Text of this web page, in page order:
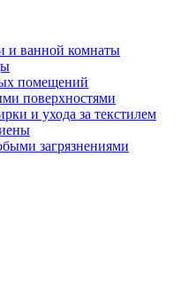
и ванной комнаты
помещений
поверхностями
и ухода за текстилем
загрязнениями